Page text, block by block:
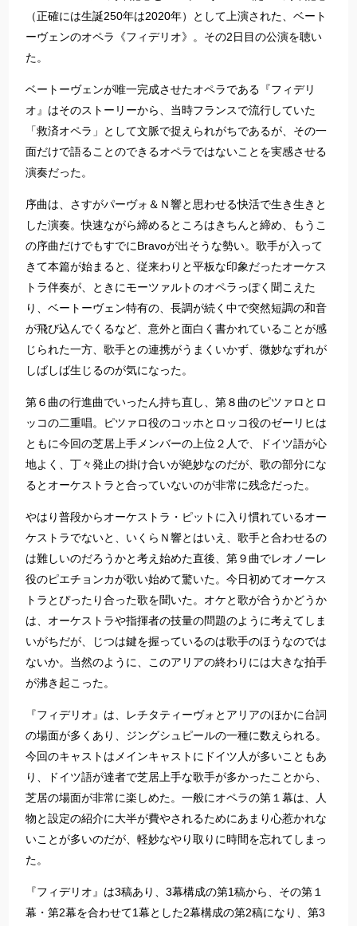
（正確には生誕250年は2020年）として上演された、ベート
ーヴェンのオペラ《フィデリオ》。その2日目の公演を聴い
た。
ベートーヴェンが唯一完成させたオペラである『フィデリ
オ』はそのストーリーから、当時フランスで流行していた
「救済オペラ」として文脈で捉えられがちであるが、その一
面だけで語ることのできるオペラではないことを実感させる
演奏だった。
序曲は、さすがパーヴォ＆Ｎ響と思わせる快活で生き生きと
した演奏。快速ながら締めるところはきちんと締め、もうこ
の序曲だけでもすでにBravoが出そうな勢い。歌手が入って
きて本篇が始まると、従来わりと平板な印象だったオーケス
トラ伴奏が、ときにモーツァルトのオペラっぽく聞こえた
り、ベートーヴェン特有の、長調が続く中で突然短調の和音
が飛び込んでくるなど、意外と面白く書かれていることが感
じられた一方、歌手との連携がうまくいかず、微妙なずれが
しばしば生じるのが気になった。
第６曲の行進曲でいったん持ち直し、第８曲のピツァロとロ
ッコの二重唱。ピツァロ役のコッホとロッコ役のゼーリヒは
ともに今回の芝居上手メンバーの上位２人で、ドイツ語が心
地よく、丁々発止の掛け合いが絶妙なのだが、歌の部分にな
るとオーケストラと合っていないのが非常に残念だった。
やはり普段からオーケストラ・ピットに入り慣れているオー
ケストラでないと、いくらＮ響とはいえ、歌手と合わせるの
は難しいのだろうかと考え始めた直後、第９曲でレオノーレ
役のピエチョンカが歌い始めて驚いた。今日初めてオーケス
トラとぴったり合った歌を聞いた。オケと歌が合うかどうか
は、オーケストラや指揮者の技量の問題のように考えてしま
いがちだが、じつは鍵を握っているのは歌手のほうなのでは
ないか。当然のように、このアリアの終わりには大きな拍手
が沸き起こった。
『フィデリオ』は、レチタティーヴォとアリアのほかに台詞
の場面が多くあり、ジングシュピールの一種に数えられる。
今回のキャストはメインキャストにドイツ人が多いこともあ
り、ドイツ語が達者で芝居上手な歌手が多かったことから、
芝居の場面が非常に楽しめた。一般にオペラの第１幕は、人
物と設定の紹介に大半が費やされるためにあまり心惹かれな
いことが多いのだが、軽妙なやり取りに時間を忘れてしまっ
た。
『フィデリオ』は3稿あり、3幕構成の第1稿から、その第１
幕・第2幕を合わせて1幕とした2幕構成の第2稿になり、第3